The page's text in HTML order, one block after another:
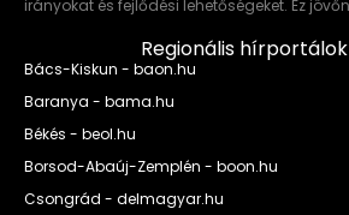
irányokat és fejlődési lehetőségeket. Ez
Regionális hírportálok
Bács-Kiskun - baon.hu
Baranya - bama.hu
Békés - beol.hu
Borsod-Abaúj-Zemplén - boon.hu
Csongrád - delmagyar.hu